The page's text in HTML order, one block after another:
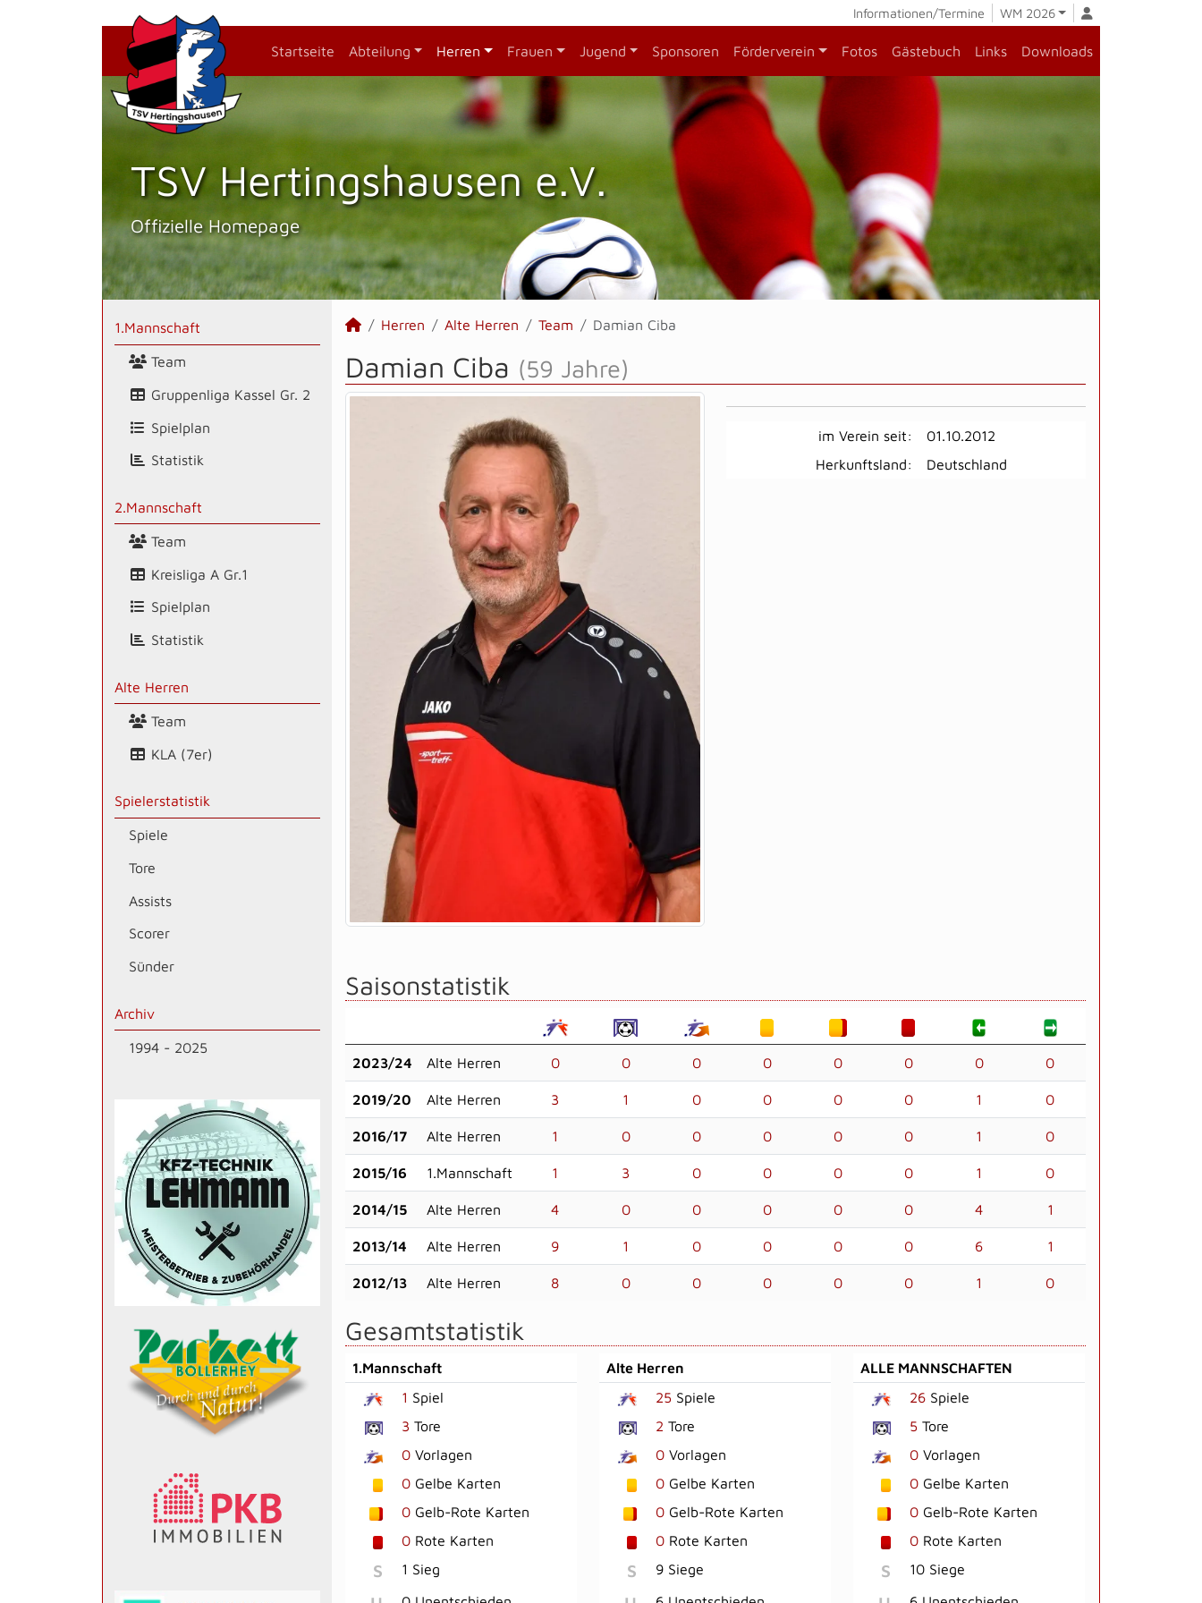
Informationen/Termine WM 2026
Startseite Abteilung Herren Frauen Jugend Sponsoren Förderverein Fotos Gästebuch Links Downloads
TSV Hertings­hausen e.V.
Offizielle Homepage
1.Mannschaft
Team
Gruppenliga Kassel Gr. 2
Spielplan
Statistik
2.Mannschaft
Team
Kreisliga A Gr.1
Spielplan
Statistik
Alte Herren
Team
KLA (7er)
Spielerstatistik
Spiele
Tore
Assists
Scorer
Sünder
Archiv
1994 - 2025
Herren Alte Herren Team Damian Ciba
Damian Ciba (59 Jahre)
im Verein seit:
01.10.2012
Herkunftsland:
Deutschland
Saisonstatistik
2023/24 Alte Herren 0 0 0 0 0 0 0 0
2019/20 Alte Herren 3 1 0 0 0 0 1 0
2016/17 Alte Herren 1 0 0 0 0 0 1 0
2015/16 1.Mannschaft 1 3 0 0 0 0 1 0
2014/15 Alte Herren 4 0 0 0 0 0 4 1
2013/14 Alte Herren 9 1 0 0 0 0 6 1
2012/13 Alte Herren 8 0 0 0 0 0 1 0
Gesamtstatistik
1.Mannschaft
1 Spiel
3 Tore
0 Vorlagen
0 Gelbe Karten
0 Gelb-Rote Karten
0 Rote Karten
S 1 Sieg
Alte Herren
25 Spiele
2 Tore
0Vorlagen
0Gelbe Karten
0Gelb-Rote Karten
0Rote Karten
S 9 Siege
ALLE MANNSCHAFTEN
26Spiele
5 Tore
0Vorlagen
0Gelbe Karten
0Gelb-Rote Karten
0Rote Karten
S 10 Siege